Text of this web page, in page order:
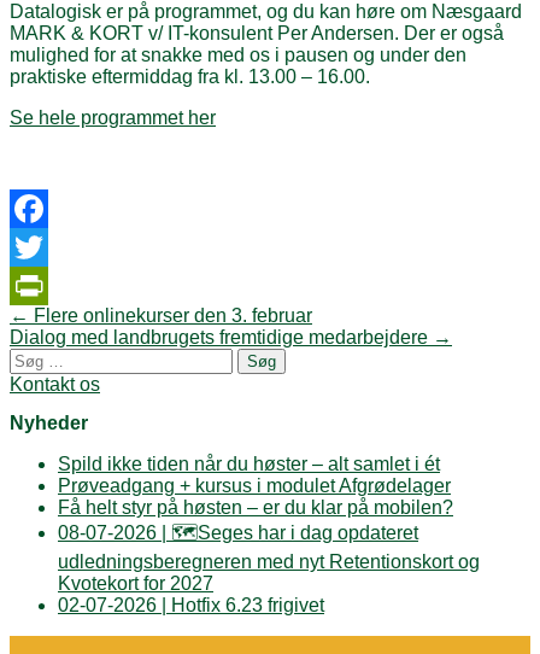
Datalogisk er på programmet, og du kan høre om Næsgaard
MARK & KORT v/ IT-konsulent Per Andersen. Der er også
mulighed for at snakke med os i pausen og under den
praktiske eftermiddag fra kl. 13.00 – 16.00.
Se hele programmet her
Facebook
Twitter
PrintFriendly
Post
navigation
← Flere onlinekurser den 3. februar
Dialog med landbrugets fremtidige medarbejdere →
Søg
efter:
Kontakt os
Nyheder
Spild ikke tiden når du høster – alt samlet i ét
Prøveadgang + kursus i modulet Afgrødelager
Få helt styr på høsten – er du klar på mobilen?
08-07-2026 | 🗺️Seges har i dag opdateret
udledningsberegneren med nyt Retentionskort og
Kvotekort for 2027
02-07-2026 | Hotfix 6.23 frigivet